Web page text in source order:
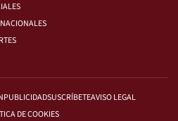
PUBLICIDADSUSCRÍBETEAVISO LEGAL
DE COOKIES